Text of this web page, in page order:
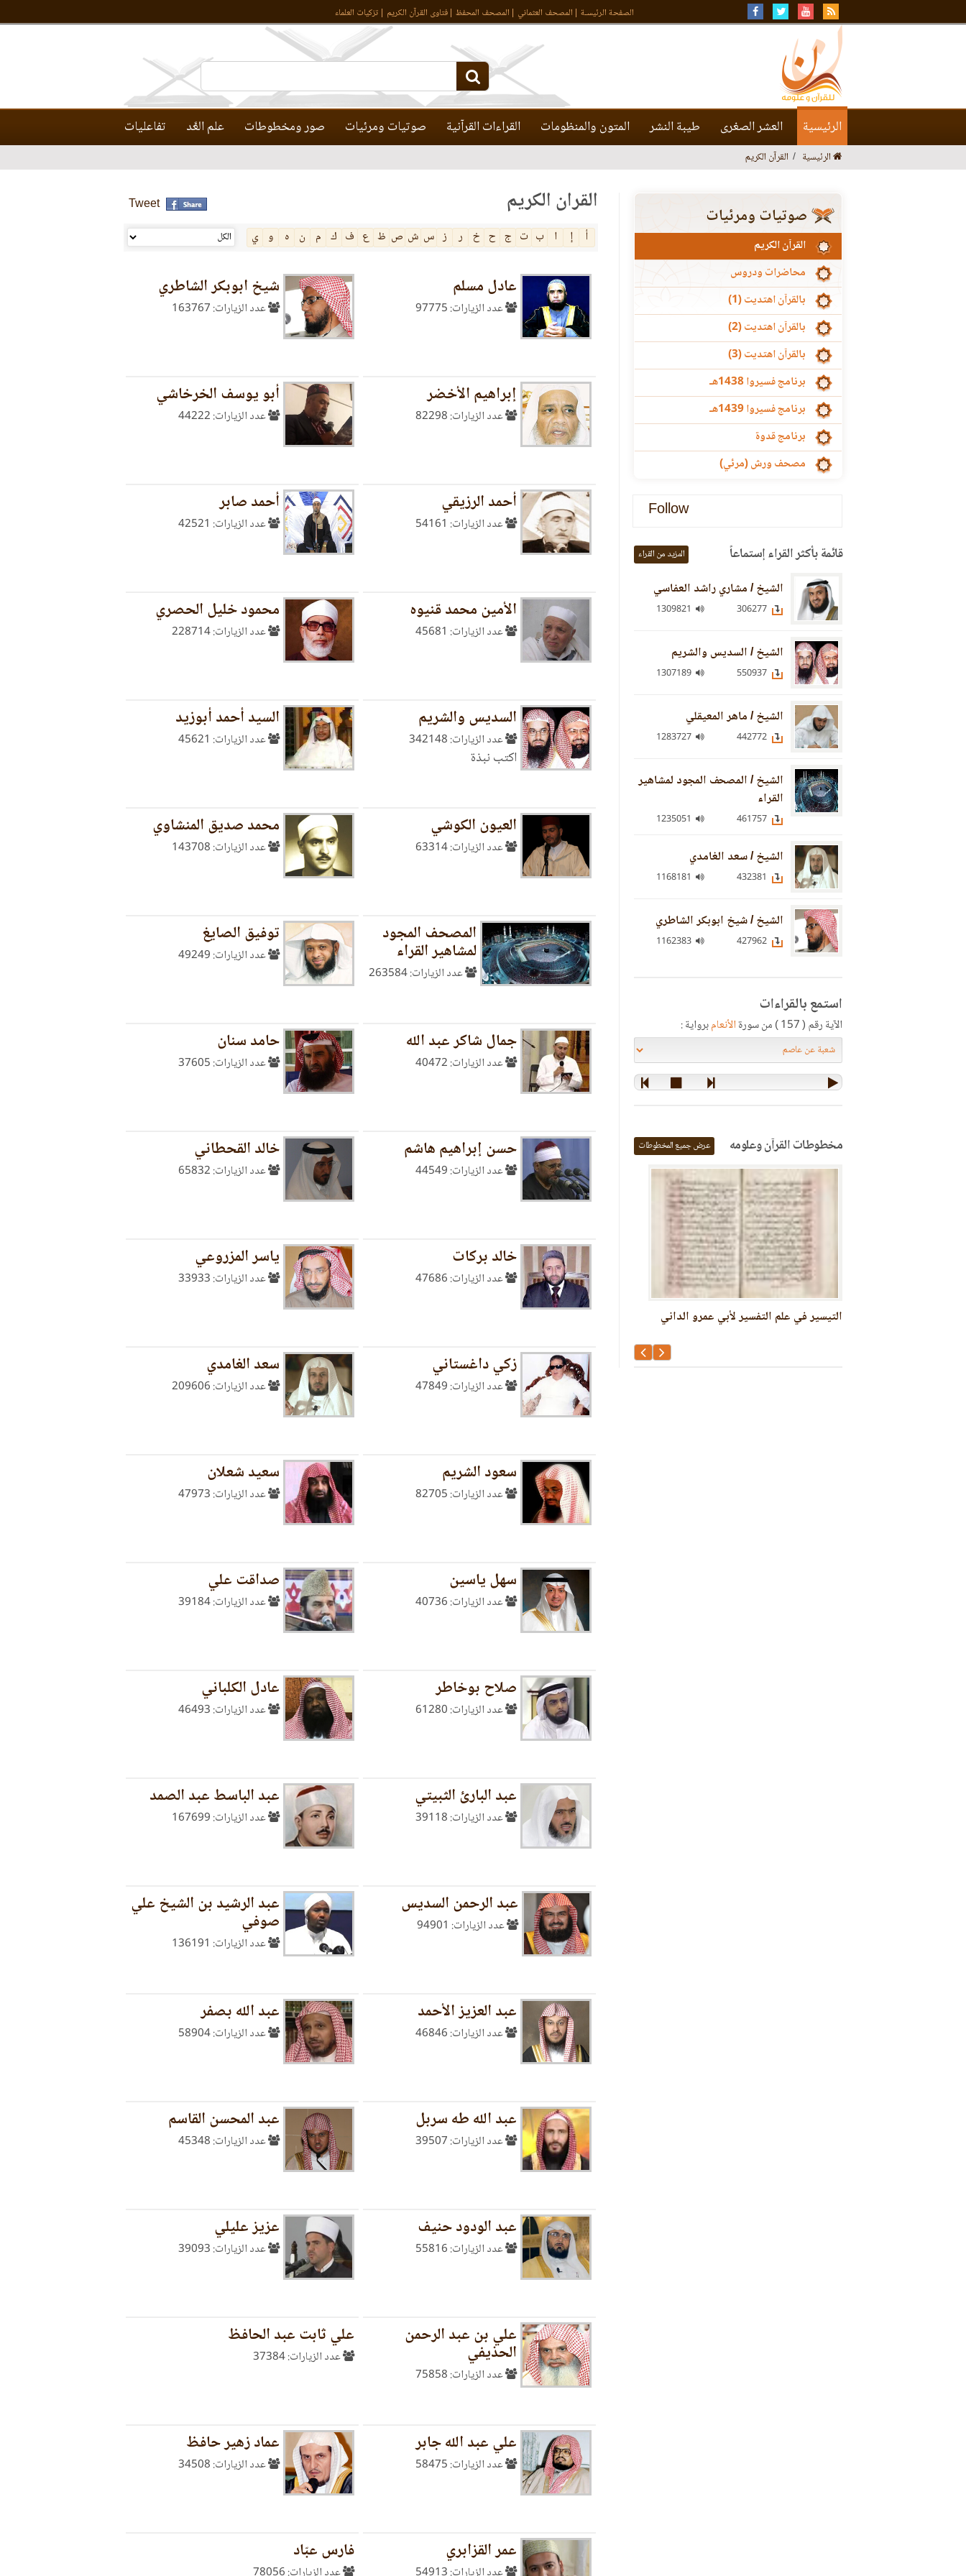
الصفحة الرئيسـة المصحف العثماني المصحف المحفظ فتاوى القرآن الكريم تزكيات العلماء
الرئيسية العشر الصغرى طيبة النشر المتون والمنظومات القراءات القرآنية صوتيات ومرئيات صور ومخطوطات علم العَّد تفاعليات
الرئيسية القرآن الكريم
القرآن الكريم Tweet
أ إ ا ب ت ج ح خ ر ز س ش ص ظ ع ف ك م ن ه و ي
عادل مسلم
عدد الزيارات: 97775
شيخ ابوبكر الشاطري
عدد الزيارات: 163767
إبراهيم الأخضر
عدد الزيارات: 82298
أبو يوسف الخرخاشي
عدد الزيارات: 44222
أحمد الرزيقي
عدد الزيارات: 54161
أحمد صابر
عدد الزيارات: 42521
الأمين محمد قنيوه
عدد الزيارات: 45681
محمود خليل الحصري
عدد الزيارات: 228714
السديس والشريم
عدد الزيارات: 342148
اكتب نبذة
السيد أحمد أبوزيد
عدد الزيارات: 45621
العيون الكوشي
عدد الزيارات: 63314
محمد صديق المنشاوي
عدد الزيارات: 143708
المصحف المجود
لمشاهير القراء
عدد الزيارات: 263584
توفيق الصايغ
عدد الزيارات: 49249
جمال شاكر عبد الله
عدد الزيارات: 40472
حامد سنان
عدد الزيارات: 37605
حسن إبراهيم هاشم
عدد الزيارات: 44549
خالد القحطاني
عدد الزيارات: 65832
خالد بركات
عدد الزيارات: 47686
ياسر المزروعي
عدد الزيارات: 33933
زكي داغستاني
عدد الزيارات: 47849
سعد الغامدي
عدد الزيارات: 209606
سعود الشريم
عدد الزيارات: 82705
سعيد شعلان
عدد الزيارات: 47973
سهل ياسين
عدد الزيارات: 40736
صداقت علي
عدد الزيارات: 39184
صلاح بوخاطر
عدد الزيارات: 61280
عادل الكلباني
عدد الزيارات: 46493
عبد البارئ الثبيتي
عدد الزيارات: 39118
عبد الباسط عبد الصمد
عدد الزيارات: 167699
عبد الرحمن السديس
عدد الزيارات: 94901
عبد الرشيد بن الشيخ علي
صوفي
عدد الزيارات: 136191
عبد العزيز الأحمد
عدد الزيارات: 46846
عبد الله بصفر
عدد الزيارات: 58904
عبد الله طه سربل
عدد الزيارات: 39507
عبد المحسن القاسم
عدد الزيارات: 45348
عبد الودود حنيف
عدد الزيارات: 55816
عزيز عليلي
عدد الزيارات: 39093
علي بن عبد الرحمن
الحذيفي
عدد الزيارات: 75858
علي ثابت عبد الحافظ
عدد الزيارات: 37384
علي عبد الله جابر
عدد الزيارات: 58475
عماد زهير حافظ
عدد الزيارات: 34508
عمر القزابري فارس عبّاد
صوتيات ومرئيات
القرآن الكريم
محاضرات ودروس
بالقرآن اهتديت (1)
بالقرآن اهتديت (2)
بالقرآن اهتديت (3)
برنامج فسيروا 1438هـ
برنامج فسيروا 1439هـ
برنامج قدوة
مصحف ورش (مرئي)
Follow
قائمة بأكثر القراء إستماعاً المزيد من القراء
الشيخ / مشاري راشد العفاسي
الشيخ / السديس والشريم
الشيخ / ماهر المعيقلي
الشيخ / المصحف المجود لمشاهير
القراء
الشيخ / سعد الغامدي
الشيخ / شيخ ابوبكر الشاطري
استمع بالقراءات
الآية رقم ( 157 ) من سورة الأنعامبرواية :
مخطوطات القرآن وعلومه عرض جميع المخطوطات
التيسير في علم التفسير لأبي عمرو الداني